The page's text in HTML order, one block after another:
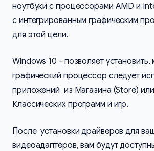
ноутбуки с процессорами AMD и
с интегрированным графическим
для этой цели.
Windows 10 - позволяет установить,
графический процессор следует
приложений из Магазина (Store)
Классических программ и игр.
После установки драйверов для
видеоадаптеров, вам будут